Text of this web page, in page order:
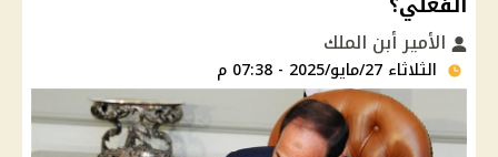
الأمير أبن الملك
الثلاثاء 27/مايو/2025 - 07:38 م